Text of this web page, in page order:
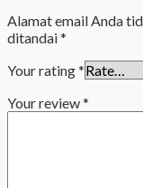
Alamat email Anda
ditandai*
Your rating*
Your review*